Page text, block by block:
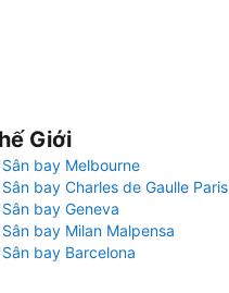
Giới
Sân bay Melbourne
Sân bay Charles de Gaulle Paris
Sân bay Geneva
Sân bay Milan Malpensa
Sân bay Barcelona